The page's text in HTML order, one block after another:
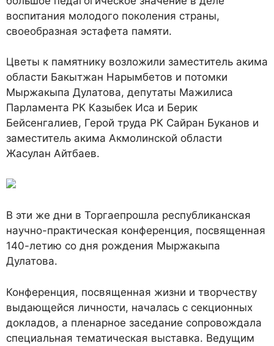
воспитания молодого поколения страны,
своеобразная эстафета памяти.
Цветы к памятнику возложили заместитель акима
области Бакытжан Нарымбетов и потомки
Мыржакыпа Дулатова, депутаты Мажилиса
Парламента РК Казыбек Иса и Берик
Бейсенгалиев, Герой труда РК Сайран Буканов и
заместитель акима Акмолинской области
Жасулан Айтбаев.
В эти же дни в Торгаепрошла республиканская
научно-практическая конференция, посвященная
140-летию со дня рождения Мыржакыпа
Дулатова.
Конференция, посвященная жизни и творчеству
выдающейся личности, началась с секционных
докладов, а пленарное заседание сопровождала
специальная тематическая выставка. Ведущим